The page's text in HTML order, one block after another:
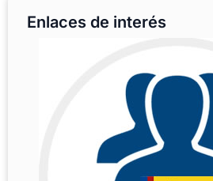
Enlaces de interés